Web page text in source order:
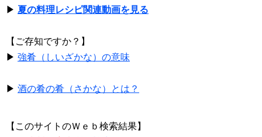
▶ 夏の料理レシピ関連動画を見る
【ご存知ですか？】
▶ 強肴（しいざかな）の意味
▶ 酒の肴の肴（さかな）とは？
【このサイトのＷｅｂ検索結果】